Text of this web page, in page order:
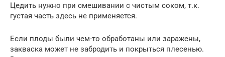
Цедить нужно при смешивании с чистым соком, т.к.
густая часть здесь не применяется.
Если плоды были чем-то обработаны или заражены,
закваска может не забродить и покрыться плесенью.